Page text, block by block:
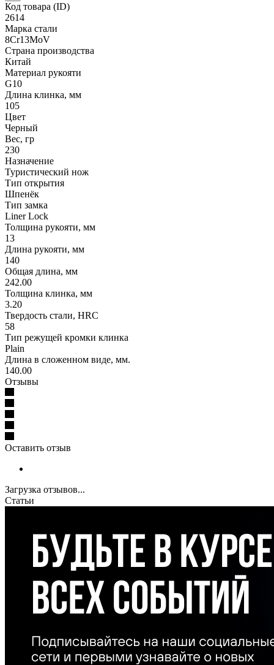
Код товара (ID)
2614
Марка стали
8Cr13MoV
Страна производства
Китай
Материал рукояти
G10
Длина клинка, мм
105
Цвет
Черный
Вес, гр
230
Назначение
Туристический нож
Тип открытия
Шпенёк
Тип замка
Liner Lock
Толщина рукояти, мм
13
Длина рукояти, мм
140
Общая длина, мм
242.00
Толщина клинка, мм
3.20
Твердость стали, HRC
58
Тип режущей кромки клинка
Plain
Длина в сложенном виде, мм.
140.00
Отзывы
Оставить отзыв
Загрузка отзывов...
Статьи